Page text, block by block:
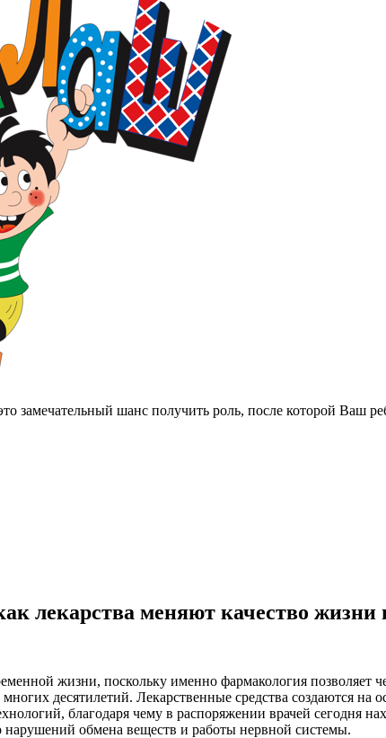
замечательный шанс получить роль, после которой Ваш
лекарства меняют качество
жизни, поскольку именно фармакология позволяет
десятилетий. Лекарственные средства создаются
благодаря чему в распоряжении врачей сегодня
обмена веществ и работы нервной системы.